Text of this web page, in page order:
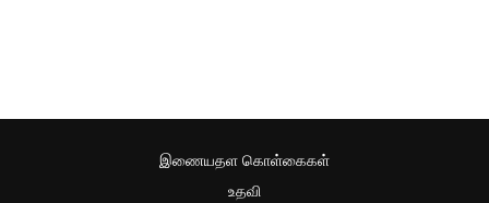
இணையதள கொள்கைகள்
உதவி